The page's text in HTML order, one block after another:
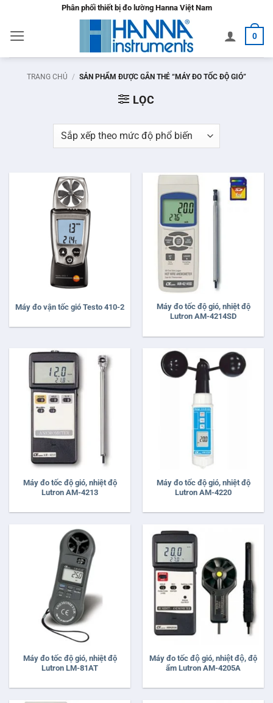
nội
dung
Phân phối thiết bị đo lường Hanna Việt Nam
0
TRANG CHỦ / SẢN PHẨM ĐƯỢC GẮN THẺ “MÁY ĐO TỐC ĐỘ GIÓ”
LỌC
Máy đo vận tốc gió Testo 410-2
Máy đo tốc độ gió, nhiệt độ
Lutron AM-4214SD
Máy đo tốc độ gió, nhiệt độ
Lutron AM-4213
Máy đo tốc độ gió, nhiệt độ
Lutron AM-4220
Máy đo tốc độ gió, nhiệt độ
Lutron LM-81AT
Máy đo tốc độ gió, nhiệt độ, độ
ẩm Lutron AM-4205A